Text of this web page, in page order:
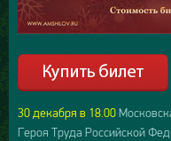
30 декабря в 18.00
Героя Труда Российской